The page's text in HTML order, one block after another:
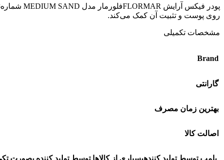
روی پوست و تثبیت آن کمک می‌کند.
مشخصات تکمیلی
Brand
گارانتی
بهترین زمان مصرف
اصالت کالا
پلمپ توسط تولید کنندهبسیاری از کالاها توسط تولید کننده